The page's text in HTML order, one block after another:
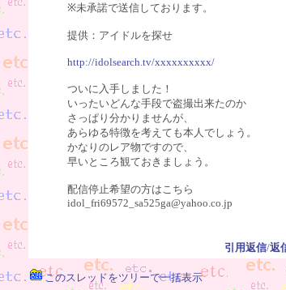
※未承諾で送信しております。
提供：アイドルを探せ
http://idolsearch.tv/xxxxxxxxxx/
ついに入手しました！
いったいどんな手段で盗撮出来たのか
さっぱり分かりませんが、
あらゆる特徴を考えても本人でしょう。
かなりのレア物ですので、
早いところ観ておきましょう。
配信停止希望の方はこちら
idol_fri69572_sa525ga@yahoo.co.jp
引用返信/返
このスレッドをツリーで一括表示